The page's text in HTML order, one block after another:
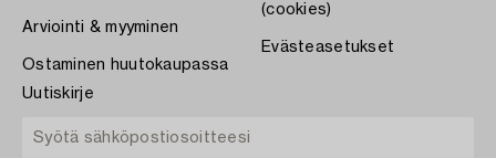
Arviointi & myyminen
Ostaminen huutokaupassa
(cookies)
Evästeasetukset
Uutiskirje